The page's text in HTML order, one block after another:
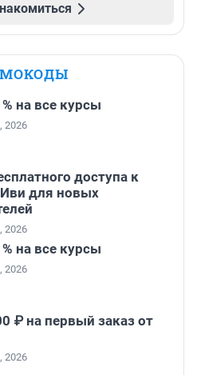
на все курсы
2026
доступа к
для новых
2026
на все курсы
2026
₽ на первый заказ от
2026